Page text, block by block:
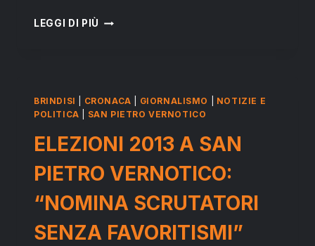
LEGGI DI PIÙ SAN
ANCORA
RAGUSA
–
RIZZO
BRINDISI CRONACA GIORNALISMO
NOTIZIE E
POLITICA
SAN PIETRO VERNOTICO
ELEZIONI 2013 A SAN
PIETRO VERNOTICO:
“NOMINA SCRUTATORI
SENZA FAVORITISMI”